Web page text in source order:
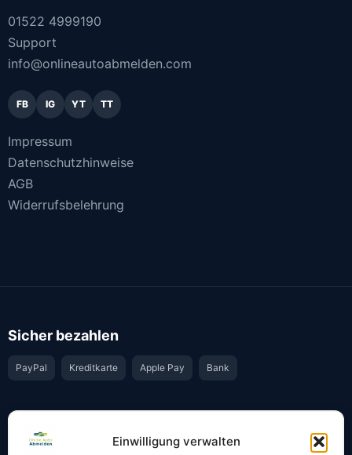
Einwilligung verwalten
01522 4999190
Support
info@onlineautoabmelden.com
FB IG YT TT
Impressum
Datenschutzhinweise
AGB
Widerrufsbelehrung
Sicher bezahlen
PayPal Kreditkarte Apple Pay Bank